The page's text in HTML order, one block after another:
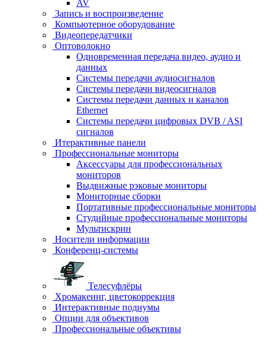
AV
Запись и воспроизведение
Компьютерное оборудование
Видеопередатчики
Оптоволокно
Одновременная передача видео, аудио и
данных
Системы передачи аудиосигналов
Системы передачи видеосигналов
Системы передачи данных и каналов
Ethernet
Системы передачи цифровых DVB / ASI
сигналов
Итерактивные панели
Профессиональные мониторы
Аксессуары для профессиональных
мониторов
Выдвижные рэковые мониторы
Мониторные сборки
Портативные профессиональные мониторы
Студийные профессиональные мониторы
Мультискрин
Носители информации
Конференц-системы
Телесуфлёры
Хромакеинг, цветокоррекция
Интерактивные подиумы
Опции для объективов
Профессиональные объективы